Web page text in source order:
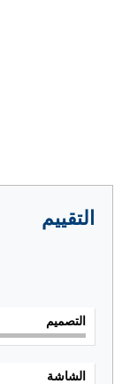
التقييم
التصميم
الشاشة